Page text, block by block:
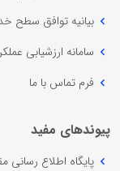
بیانیه توافق سطح
سامانه ارزشیابی
فرم تماس با ما
پیوندهای مفید
پایگاه اطلاع